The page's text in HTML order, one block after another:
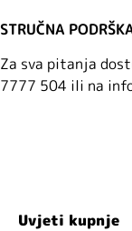
STRUČNA
Za sva pitanja
7777 504 ili na
Uvjeti kupnje